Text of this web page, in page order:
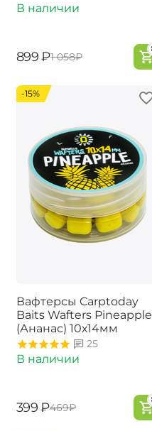
В наличии
‍899‍ ₽‍1 058‍₽
-15%
Вафтерсы Carptoday
Baits Wafters Pineapple
(Ананас) 10х14мм
25
В наличии
‍399‍ ₽‍469‍₽